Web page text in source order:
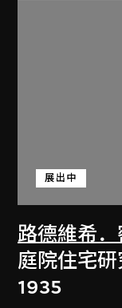
路德維希
展出中
庭院住宅
1935